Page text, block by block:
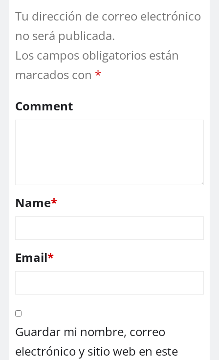
Tu dirección de correo electrónico
no será publicada.
Los campos obligatorios están
marcados con *
Comment
Name*
Email*
Guardar mi nombre, correo
electrónico y sitio web en este